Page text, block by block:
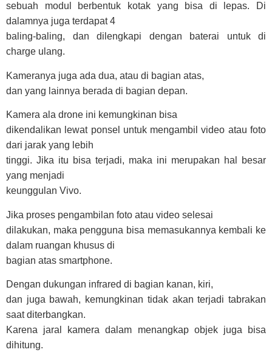
sebuah modul berbentuk kotak yang bisa di lepas. Di
dalamnya juga terdapat 4
baling-baling, dan dilengkapi dengan baterai untuk di
charge ulang.
Kameranya juga ada dua, atau di bagian atas,
dan yang lainnya berada di bagian depan.
Kamera ala drone ini kemungkinan bisa
dikendalikan lewat ponsel untuk mengambil video atau foto
dari jarak yang lebih
tinggi. Jika itu bisa terjadi, maka ini merupakan hal besar
yang menjadi
keunggulan Vivo.
Jika proses pengambilan foto atau video selesai
dilakukan, maka pengguna bisa memasukannya kembali ke
dalam ruangan khusus di
bagian atas smartphone.
Dengan dukungan infrared di bagian kanan, kiri,
dan juga bawah, kemungkinan tidak akan terjadi tabrakan
saat diterbangkan.
Karena jaral kamera dalam menangkap objek juga bisa
dihitung.